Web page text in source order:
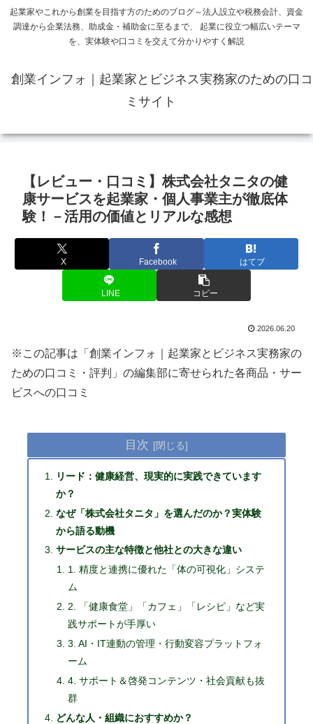
起業家やこれから創業を目指す方のためのブログ～法人設立や税務会計、資金
調達から企業法務、助成金・補助金に至るまで、 起業に役立つ幅広いテーマ
を、実体験や口コミを交えて分かりやすく解説
創業インフォ｜起業家とビジネス実務家のための口コ
ミサイト
【レビュー・口コミ】株式会社タニタの健
康サービスを起業家・個人事業主が徹底体
験！－活用の価値とリアルな感想
X Facebook はてブ
LINE コピー
2026.06.20
※この記事は「創業インフォ｜起業家とビジネス実務家の
ための口コミ・評判」の編集部に寄せられた各商品・サー
ビスへの口コミ
目次
リード：健康経営、現実的に実践できています
か？
なぜ「株式会社タニタ」を選んだのか？実体験
から語る動機
サービスの主な特徴と他社との大きな違い
1. 精度と連携に優れた「体の可視化」システ
ム
2. 「健康食堂」「カフェ」「レシピ」など実
践サポートが手厚い
3. AI・IT連動の管理・行動変容プラットフォ
ーム
4. サポート＆啓発コンテンツ・社会貢献も抜
群
どんな人・組織におすすめか？